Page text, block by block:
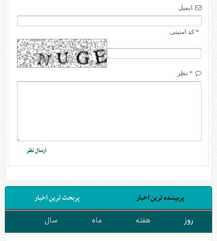
ایمیل
* کد امنیتی
* نظر
پربیننده ترین اخبار پربحث ترین اخبار
روز هفته ماه سال